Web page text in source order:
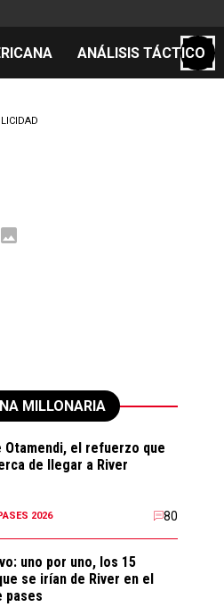
ANÁLISIS TÁCTICO
MILLONARIA
Otamendi, el refuerzo que
de llegar a River
2026 80
uno por uno, los 15
se irían de River en el
pases